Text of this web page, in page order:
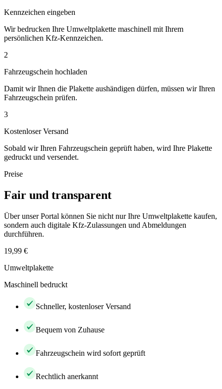
Kennzeichen eingeben
Wir bedrucken Ihre Umweltplakette maschinell mit Ihrem
persönlichen Kfz-Kennzeichen.
2
Fahrzeugschein hochladen
Damit wir Ihnen die Plakette aushändigen dürfen, müssen wir Ihren
Fahrzeugschein prüfen.
3
Kostenloser Versand
Sobald wir Ihren Fahrzeugschein geprüft haben, wird Ihre Plakette
gedruckt und versendet.
Preise
Fair und transparent
Über unser Portal können Sie nicht nur Ihre Umweltplakette kaufen,
sondern auch digitale Kfz-Zulassungen und Abmeldungen
durchführen.
19,99 €
Umweltplakette
Maschinell bedruckt
Schneller, kostenloser Versand
Bequem von Zuhause
Fahrzeugschein wird sofort geprüft
Rechtlich anerkannt